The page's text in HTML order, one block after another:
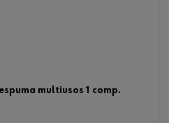
multiusos 1 comp.